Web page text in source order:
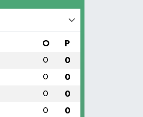
O P
0 0
0 0
0 0
0 0